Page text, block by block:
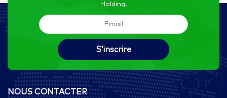
Holding.
NOUS CONTACTER